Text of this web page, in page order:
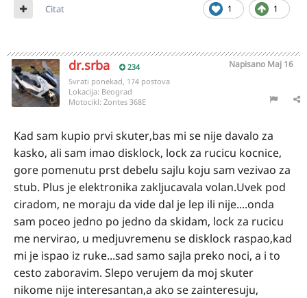
1 1
Citat
dr.srba 234 Napisano Maj 16
Svrati ponekad, 174 postova
Lokacija: Beograd
Motocikl: Zontes 368E
Kad sam kupio prvi skuter,bas mi se nije davalo za
kasko, ali sam imao disklock, lock za rucicu kocnice,
gore pomenutu prst debelu sajlu koju sam vezivao za
stub. Plus je elektronika zakljucavala volan.Uvek pod
ciradom, ne moraju da vide dal je lep ili nije....onda
sam poceo jedno po jedno da skidam, lock za rucicu
me nervirao, u medjuvremenu se disklock raspao,kad
mi je ispao iz ruke...sad samo sajla preko noci, a i to
cesto zaboravim. Slepo verujem da moj skuter
nikome nije interesantan,a ako se zainteresuju,